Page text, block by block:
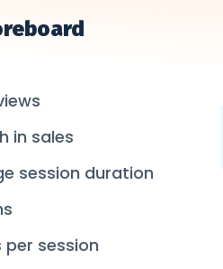
in sales
session duration
per session